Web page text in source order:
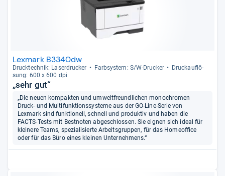
Lexmark B3340dw
Druck­tech­nik: Laser­dru­cker Farb­sys­tem: S/W-​Dru­cker
Druck­auf­lö­
sung: 600 x 600 dpi
„sehr gut“
„Die neuen kompakten und umweltfreundlichen monochromen
Druck- und Multifunktionssysteme aus der GO-Line-Serie von
Lexmark sind funktionell, schnell und produktiv und haben die
FACTS-Tests mit Bestnoten abgeschlossen. Sie eignen sich ideal für
kleinere Teams, spezialisierte Arbeitsgruppen, für das Homeoffice
oder für das Büro eines kleinen Unternehmens.“